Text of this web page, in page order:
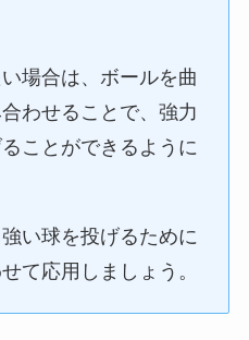
場合は、ボールを曲
わせることで、強力
ことができるように
い球を投げるために
て応用しましょう。